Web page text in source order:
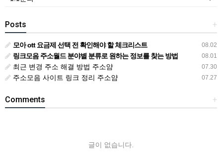
+
Posts
08.02
모아 ott 요금제 선택 전 확인해야 할 체크리스트
08.01
링크모음 주소월드 분야별 분류로 원하는 정보를 찾는 방법
07.30
최근 변경 주소 해결 방법 주소얌
07.27
주소모음 사이트 링크 정리 주소얌
+
Comments
글이 없습니다.